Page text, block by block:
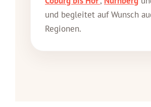
und begleitet auf Wunsch
Regionen.